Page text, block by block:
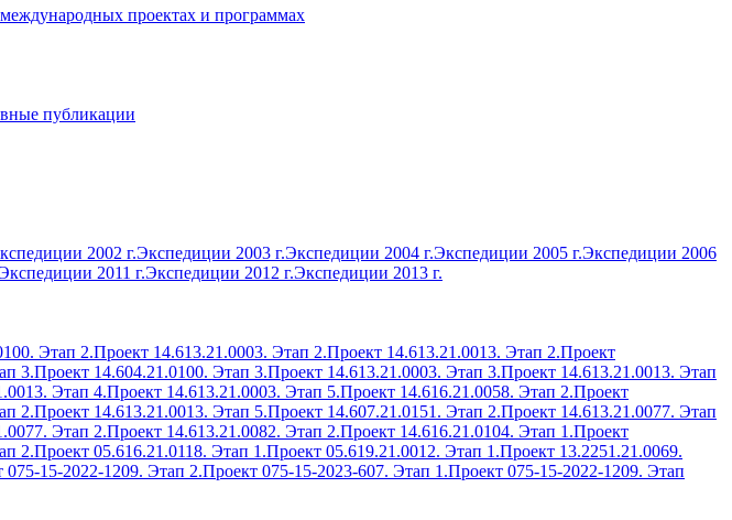
проектах и программах
публикации
2002 г.Экспедиции 2003 г.Экспедиции 2004 г.Экспедиции 2005 г.Экспедиции 2006
2011 г.Экспедиции 2012 г.Экспедиции 2013 г.
Этап 2.Проект 14.613.21.0003. Этап 2.Проект 14.613.21.0013. Этап 2.Проект
3.Проект 14.604.21.0100. Этап 3.Проект 14.613.21.0003. Этап 3.Проект 14.613.21.0013. Этап
Этап 4.Проект 14.613.21.0003. Этап 5.Проект 14.616.21.0058. Этап 2.Проект
2.Проект 14.613.21.0013. Этап 5.Проект 14.607.21.0151. Этап 2.Проект 14.613.21.0077. Этап
Этап 2.Проект 14.613.21.0082. Этап 2.Проект 14.616.21.0104. Этап 1.Проект
2.Проект 05.616.21.0118. Этап 1.Проект 05.619.21.0012. Этап 1.Проект 13.2251.21.0069.
075-15-2022-1209. Этап 2.Проект 075-15-2023-607. Этап 1.Проект 075-15-2022-1209. Этап